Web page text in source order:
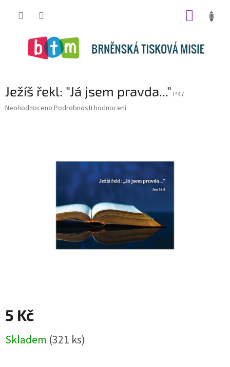
Ježíš řekl: "Já jsem pravda..." P47
Průměrné
Neohodnoceno Podrobnosti hodnocení
5 Kč
cena:
Skladem (321 ks)